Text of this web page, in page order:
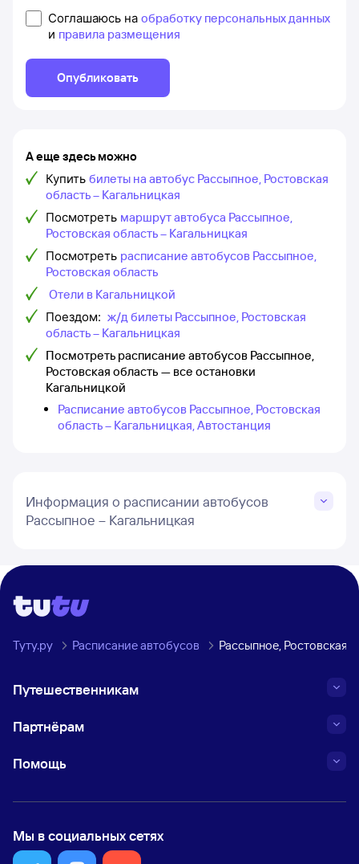
Соглашаюсь на обработку персональных данных
и правила размещения
Опубликовать
А еще здесь можно
Купить билеты на автобус Рассыпное, Ростовская
область – Кагальницкая
Посмотреть маршрут автобуса Рассыпное,
Ростовская область – Кагальницкая
Посмотреть расписание автобусов Рассыпное,
Ростовская область
Отели в Кагальницкой
Поездом: ж/д билеты Рассыпное, Ростовская
область – Кагальницкая
Посмотреть расписание автобусов Рассыпное,
Ростовская область — все остановки
Кагальницкой
Расписание автобусов Рассыпное, Ростовская
область – Кагальницкая, Автостанция
Информация о расписании автобусов
Рассыпное – Кагальницкая
Туту.ру Расписание автобусов Рассыпное, Ростовская
Путешественникам
Партнёрам
Помощь
Мы в социальных сетях